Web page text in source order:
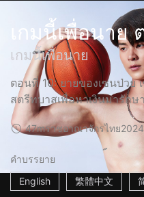
เกมนี้เพื่อนาย
เกมนี้เพื่อนาย
ตอนที่ 10: ยายของเซนป่วย
สตรีทบาสเพื่อหาเงินมารักษ
47mราชอาณาจักรไทย2024
คำบรรยาย
English
繁體中文